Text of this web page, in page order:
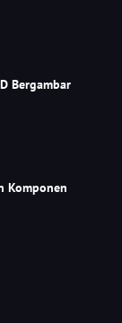
Bergambar
Komponen